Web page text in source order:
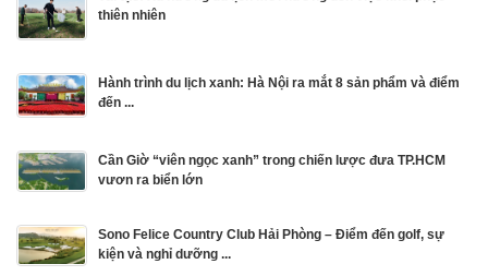
thiên nhiên
Hành trình du lịch xanh: Hà Nội ra mắt 8 sản phẩm và điểm
đến ...
Cần Giờ “viên ngọc xanh” trong chiến lược đưa TP.HCM
vươn ra biển lớn
Sono Felice Country Club Hải Phòng – Điểm đến golf, sự
kiện và nghỉ dưỡng ...